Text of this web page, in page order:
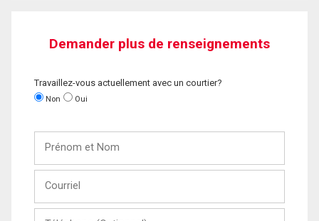
Demander plus de renseignements
Travaillez-vous actuellement avec un courtier?
Non Oui
Nom